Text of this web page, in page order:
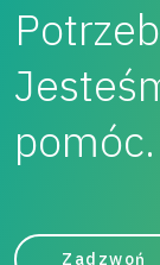
pomóc.
Zadzwoń